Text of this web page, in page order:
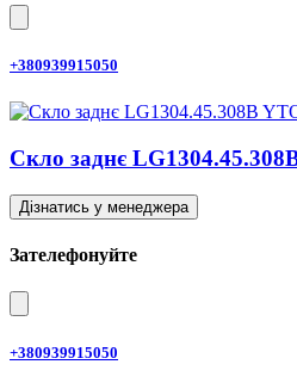
+380939915050
Скло заднє
Дізнатись у менеджера
Зателефонуйте
+380939915050